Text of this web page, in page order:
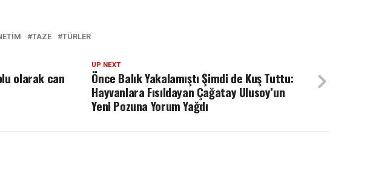
TAZE TÜRLER
UP NEXT
Önce Balık Yakalamıştı Şimdi de Kuş Tuttu:
Hayvanlara Fısıldayan Çağatay Ulusoy’un
Yeni Pozuna Yorum Yağdı
olarak can